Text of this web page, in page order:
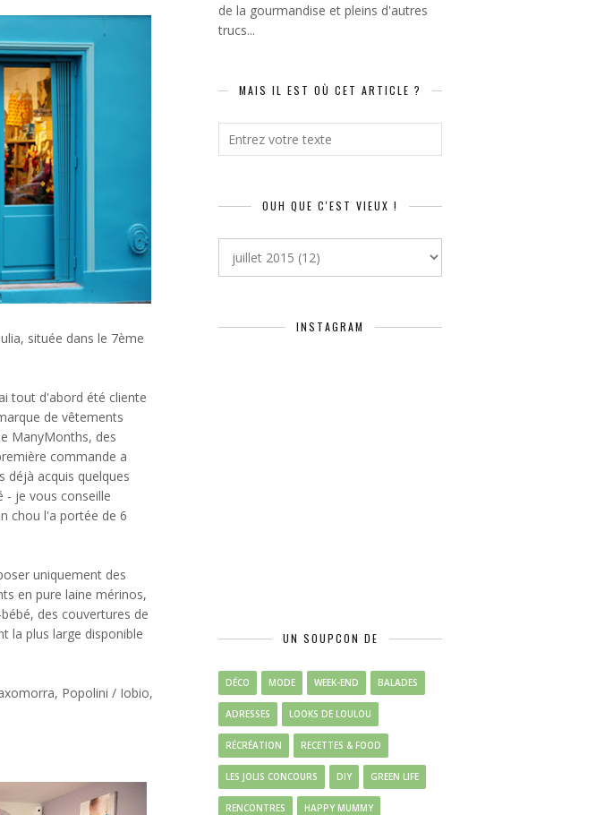
située dans le 7ème
tout d'abord été cliente
de vêtements
ManyMonths, des
commande a
déjà acquis quelques
- je vous conseille
chou l'a portée de 6
uniquement des
en pure laine mérinos,
des couvertures de
la plus large disponible
Popolini / Iobio,
de la gourmandise et pleins d'autres
trucs...
MAIS IL EST OÙ CET ARTICLE ?
OUH QUE C'EST VIEUX !
INSTAGRAM
UN SOUPCON DE
DÉCO MODE WEEK-END BALADES
ADRESSES LOOKS DE LOULOU
RÉCRÉATION RECETTES & FOOD
LES JOLIS CONCOURS DIY GREEN LIFE
RENCONTRES HAPPY MUMMY